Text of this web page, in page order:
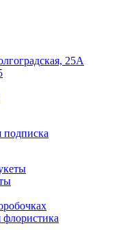
25А
подписка
флористика